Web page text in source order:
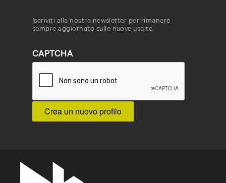
Iscriviti alla nostra newsletter per rimanere
sempre aggiornato sulle nuove uscite.
CAPTCHA